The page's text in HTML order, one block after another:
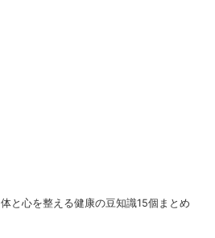
体と心を整える健康の豆知識15個まとめ